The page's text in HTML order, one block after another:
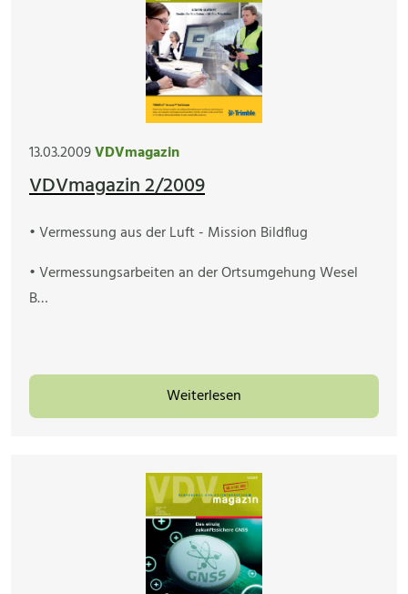
13.03.2009VDVmagazin
VDVmagazin 2/2009
• Vermessung aus der Luft - Mission Bildflug
• Vermessungsarbeiten an der Ortsumgehung Wesel
B…
Weiterlesen